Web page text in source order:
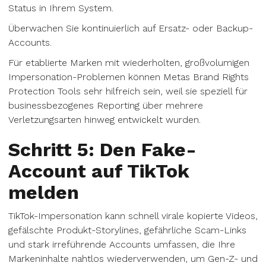
Status in Ihrem System.
Überwachen Sie kontinuierlich auf Ersatz- oder Backup-
Accounts.
Für etablierte Marken mit wiederholten, großvolumigen
Impersonation-Problemen können Metas Brand Rights
Protection Tools sehr hilfreich sein, weil sie speziell für
businessbezogenes Reporting über mehrere
Verletzungsarten hinweg entwickelt wurden.
Schritt 5: Den Fake-
Account auf TikTok
melden
TikTok-Impersonation kann schnell virale kopierte Videos,
gefälschte Produkt-Storylines, gefährliche Scam-Links
und stark irreführende Accounts umfassen, die Ihre
Markeninhalte nahtlos wiederverwenden, um Gen-Z- und